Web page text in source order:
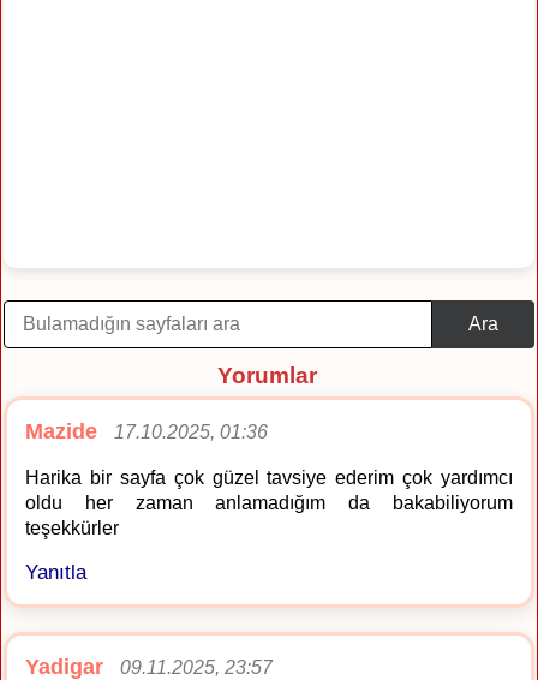
Ara
Yorumlar
Mazide 17.10.2025, 01:36
Harika bir sayfa çok güzel tavsiye ederim çok yardımcı
oldu her zaman anlamadığım da bakabiliyorum
teşekkürler
Yanıtla
Yadigar 09.11.2025, 23:57